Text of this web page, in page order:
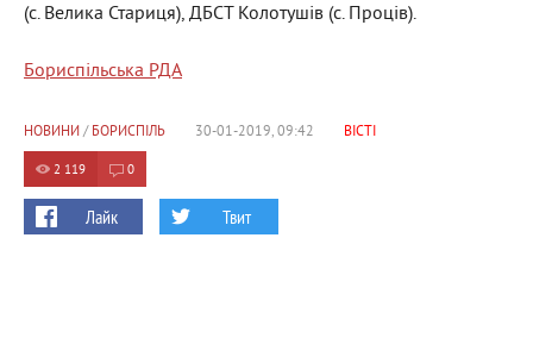
(с. Велика Стариця), ДБСТ Колотушів (с. Проців).
Бориспільська РДА
НОВИНИ/ БОРИСПІЛЬ 30-01-2019, 09:42 ВІСТІ
2 119 0
Лайк Твит